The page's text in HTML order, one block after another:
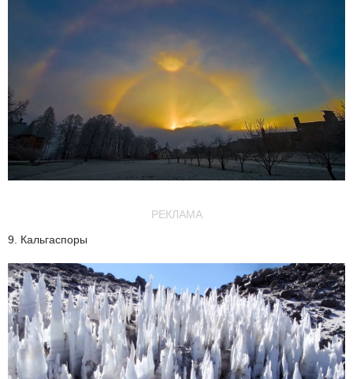
РЕКЛАМА
9. Кальгаспоры